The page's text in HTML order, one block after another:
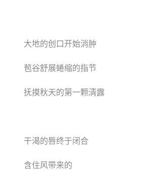
大地的创口开始消肿
苞谷舒展蜷缩的指节
抚摸秋天的第一颗清露
干渴的唇终于闭合
含住风带来的